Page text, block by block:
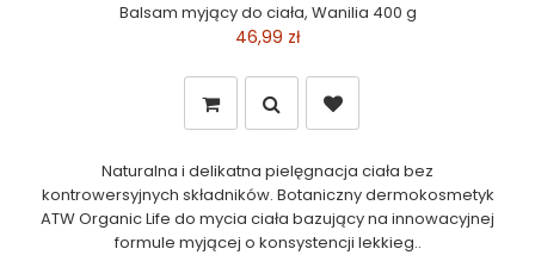
Balsam myjący do ciała, Wanilia 400 g
46,99 zł
Naturalna i delikatna pielęgnacja ciała bez
kontrowersyjnych składników. Botaniczny dermokosmetyk
ATW Organic Life do mycia ciała bazujący na innowacyjnej
formule myjącej o konsystencji lekkieg..